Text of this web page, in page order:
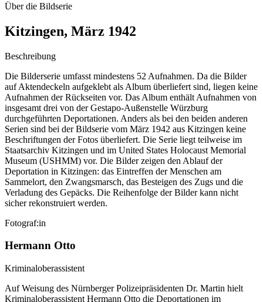
Über die Bildserie
Kitzingen, März 1942
Beschreibung
Die Bilderserie umfasst mindestens 52 Aufnahmen. Da die Bilder
auf Aktendeckeln aufgeklebt als Album überliefert sind, liegen keine
Aufnahmen der Rückseiten vor. Das Album enthält Aufnahmen von
insgesamt drei von der Gestapo-Außenstelle Würzburg
durchgeführten Deportationen. Anders als bei den beiden anderen
Serien sind bei der Bildserie vom März 1942 aus Kitzingen keine
Beschriftungen der Fotos überliefert. Die Serie liegt teilweise im
Staatsarchiv Kitzingen und im United States Holocaust Memorial
Museum (USHMM) vor. Die Bilder zeigen den Ablauf der
Deportation in Kitzingen: das Eintreffen der Menschen am
Sammelort, den Zwangsmarsch, das Besteigen des Zugs und die
Verladung des Gepäcks. Die Reihenfolge der Bilder kann nicht
sicher rekonstruiert werden.
Fotograf:in
Hermann Otto
Kriminaloberassistent
Auf Weisung des Nürnberger Polizeipräsidenten Dr. Martin hielt
Kriminaloberassistent Hermann Otto die Deportationen im